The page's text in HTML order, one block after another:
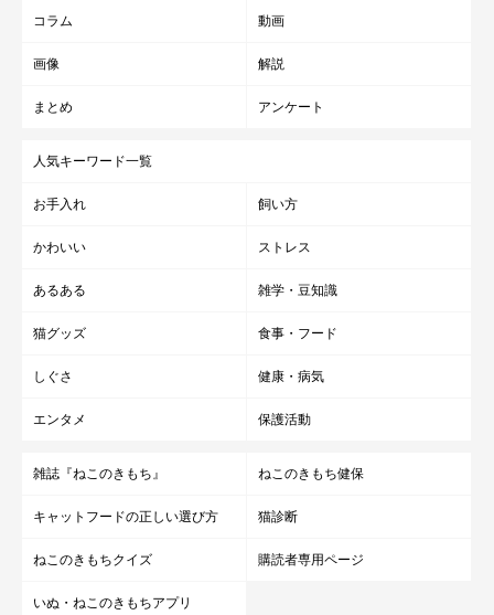
コラム 動画
画像 解説
まとめ アンケート
人気キーワード一覧
お手入れ 飼い方
かわいい ストレス
あるある 雑学・豆知識
猫グッズ 食事・フード
しぐさ 健康・病気
エンタメ 保護活動
雑誌『ねこのきもち』 ねこのきもち健保
キャットフードの正しい選び方 猫診断
ねこのきもちクイズ 購読者専用ページ
いぬ・ねこのきもちアプリ